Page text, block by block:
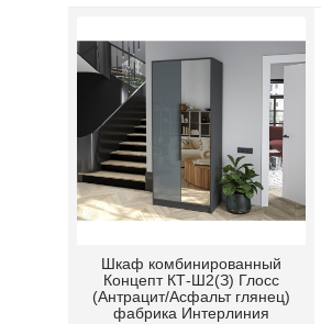
Шкаф комбинированный
Концепт КТ-Ш2(З) Глосс
(Антрацит/Асфальт глянец)
фабрика Интерлиния